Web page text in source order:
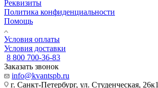
Реквизиты
Политика конфиденциальности
Помощь
Условия оплаты
Условия доставки
8 800 700-36-83
Заказать звонок
info@kvantspb.ru
г. Санкт-Петербург, ул. Студенческая, 26к1